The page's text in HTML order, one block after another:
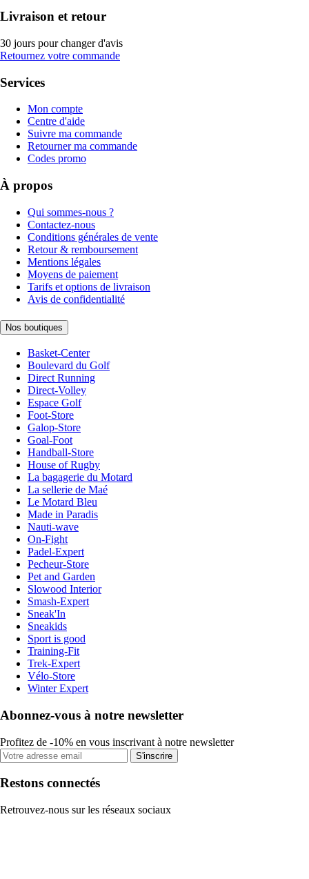
Livraison et retour
30 jours pour changer d'avis
Retournez votre commande
Services
Mon compte
Centre d'aide
Suivre ma commande
Retourner ma commande
Codes promo
À propos
Qui sommes-nous ?
Contactez-nous
Conditions générales de vente
Retour & remboursement
Mentions légales
Moyens de paiement
Tarifs et options de livraison
Avis de confidentialité
Nos boutiques
Basket-Center
Boulevard du Golf
Direct Running
Direct-Volley
Espace Golf
Foot-Store
Galop-Store
Goal-Foot
Handball-Store
House of Rugby
La bagagerie du Motard
La sellerie de Maé
Le Motard Bleu
Made in Paradis
Nauti-wave
On-Fight
Padel-Expert
Pecheur-Store
Pet and Garden
Slowood Interior
Smash-Expert
Sneak'In
Sneakids
Sport is good
Training-Fit
Trek-Expert
Vélo-Store
Winter Expert
Abonnez-vous à notre newsletter
Profitez de -10% en vous inscrivant à notre newsletter
S'inscrire
Restons connectés
Retrouvez-nous sur les réseaux sociaux